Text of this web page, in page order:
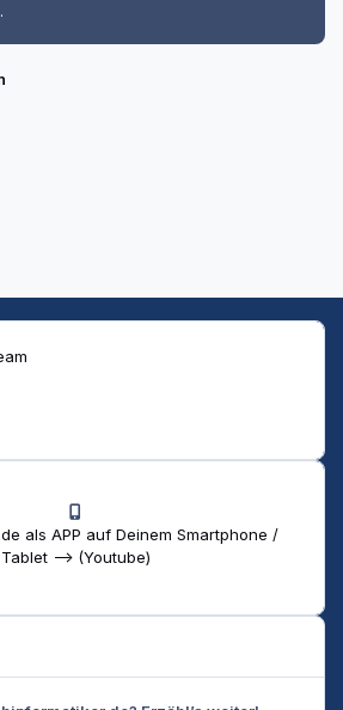
als APP auf Deinem Smartphone /
Tablet --> (Youtube)